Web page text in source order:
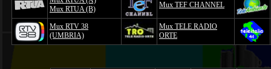
Mux RTUA (B)
Mux TEF CHANNEL
Mux RTV 38
(UMBRIA)
Mux TELE RADIO
ORTE